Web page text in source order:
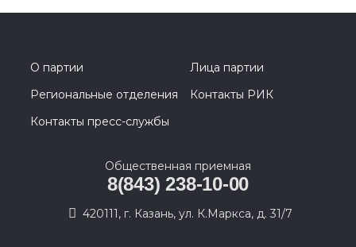
О партии
Лица партии
Региональные отделения
Контакты РИК
Контакты пресс-службы
Общественная приемная
8(843) 238-10-00
420111, г. Казань, ул. К.Маркса, д. 31/7